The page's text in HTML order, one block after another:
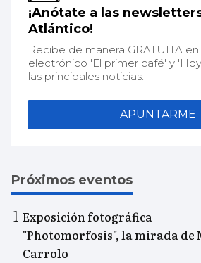
¡Anótate a las
Atlántico!
Recibe de manera GRATUITA
electrónico 'El primer café' y
las principales noticias.
APUNTARME
Próximos eventos
Exposición fotográfica
"Photomorfosis", la mirada de
Carrolo